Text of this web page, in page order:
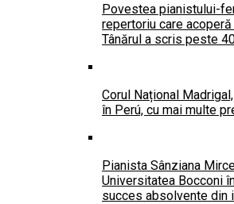
Povestea pianistului-
repertoriu care
Tânărul a scris peste
Corul Național
în Perú, cu mai multe
Pianista Sânziana
Universitatea Bocconi
succes absolvente din